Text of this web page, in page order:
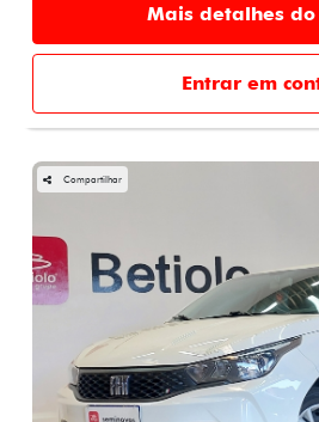
Mais detalhes do
Entrar em
Compartilhar